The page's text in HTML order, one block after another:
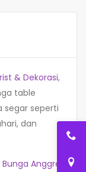
& Dekorasi,
table
segar seperti
dan
Bunga Anggrek